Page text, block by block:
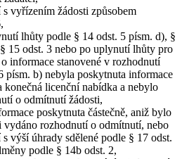
s vyřízením žádosti způsobem
lhůty podle § 14 odst. 5 písm. d), §
15 odst. 3 nebo po uplynutí lhůty pro
informace stanovené v rozhodnutí
písm. b) nebyla poskytnuta informace
konečná licenční nabídka a nebylo
o odmítnutí žádosti,
poskytnuta částečně, aniž bylo
vydáno rozhodnutí o odmítnutí, nebo
výší úhrady sdělené podle § 17 odst.
podle § 14b odst. 2,